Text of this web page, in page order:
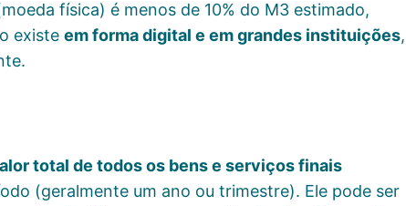
física) é menos de 10% do M3 estimado,
existe em forma digital e em grandes instituições,
total de todos os bens e serviços finais
(geralmente um ano ou trimestre). Ele pode ser